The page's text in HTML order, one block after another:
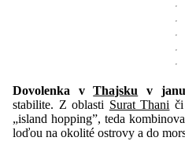
Dovolenka vThajsku v
stabilite. Z oblasti Surat Thani či
„island hopping”, teda
loďou na okolité ostrovy a do